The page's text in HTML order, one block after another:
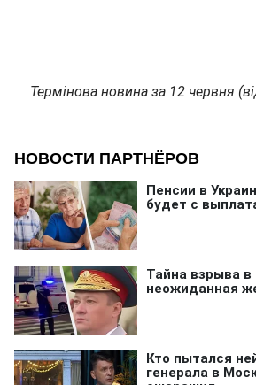
Термінова новина за 12 червня